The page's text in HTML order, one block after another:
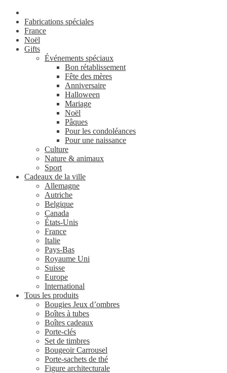
Fabrications spéciales
France
Noël
Gifts
Événements spéciaux
Bon rétablissement
Fête des mères
Anniversaire
Halloween
Mariage
Noël
Pâques
Pour les condoléances
Pour une naissance
Culture
Nature & animaux
Sport
Cadeaux de la ville
Allemagne
Autriche
Belgique
Canada
États-Unis
France
Italie
Pays-Bas
Royaume Uni
Suisse
Europe
International
Tous les produits
Bougies Jeux d’ombres
Boîtes à tubes
Boîtes cadeaux
Porte-clés
Set de timbres
Bougeoir Carrousel
Porte-sachets de thé
Figure architecturale